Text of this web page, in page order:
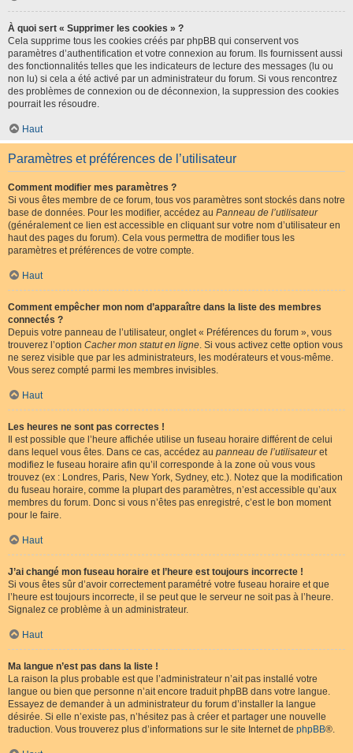
À quoi sert « Supprimer les cookies » ?
Cela supprime tous les cookies créés par phpBB qui conservent vos
paramètres d’authentification et votre connexion au forum. Ils fournissent aussi
des fonctionnalités telles que les indicateurs de lecture des messages (lu ou
non lu) si cela a été activé par un administrateur du forum. Si vous rencontrez
des problèmes de connexion ou de déconnexion, la suppression des cookies
pourrait les résoudre.
Haut
Paramètres et préférences de l’utilisateur
Comment modifier mes paramètres ?
Si vous êtes membre de ce forum, tous vos paramètres sont stockés dans notre
base de données. Pour les modifier, accédez au Panneau de l’utilisateur
(généralement ce lien est accessible en cliquant sur votre nom d’utilisateur en
haut des pages du forum). Cela vous permettra de modifier tous les
paramètres et préférences de votre compte.
Haut
Comment empêcher mon nom d’apparaître dans la liste des membres
connectés ?
Depuis votre panneau de l’utilisateur, onglet « Préférences du forum », vous
trouverez l’option Cacher mon statut en ligne. Si vous activez cette option vous
ne serez visible que par les administrateurs, les modérateurs et vous-même.
Vous serez compté parmi les membres invisibles.
Haut
Les heures ne sont pas correctes !
Il est possible que l’heure affichée utilise un fuseau horaire différent de celui
dans lequel vous êtes. Dans ce cas, accédez au panneau de l’utilisateuret
modifiez le fuseau horaire afin qu’il corresponde à la zone où vous vous
trouvez (ex : Londres, Paris, New York, Sydney, etc.). Notez que la modification
du fuseau horaire, comme la plupart des paramètres, n’est accessible qu’aux
membres du forum. Donc si vous n’êtes pas enregistré, c’est le bon moment
pour le faire.
Haut
J’ai changé mon fuseau horaire et l’heure est toujours incorrecte !
Si vous êtes sûr d’avoir correctement paramétré votre fuseau horaire et que
l’heure est toujours incorrecte, il se peut que le serveur ne soit pas à l’heure.
Signalez ce problème à un administrateur.
Haut
Ma langue n’est pas dans la liste !
La raison la plus probable est que l’administrateur n’ait pas installé votre
langue ou bien que personne n’ait encore traduit phpBB dans votre langue.
Essayez de demander à un administrateur du forum d’installer la langue
désirée. Si elle n’existe pas, n’hésitez pas à créer et partager une nouvelle
traduction. Vous trouverez plus d’informations sur le site Internet de phpBB®.